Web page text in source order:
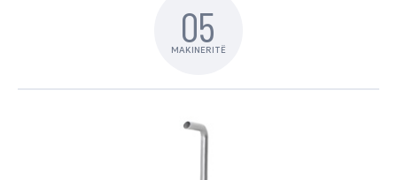
05
MAKINERITË